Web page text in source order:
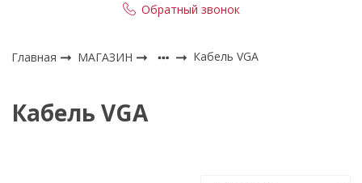
Обратный звонок
Главная МАГАЗИН Кабель VGA
Кабель VGA